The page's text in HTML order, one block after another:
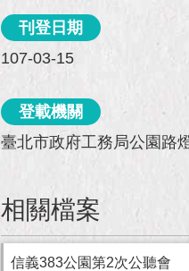
刊登日期
107-03-15
登載機關
臺北市政府工務局公園路
相關檔案
信義383公園第2次公聽會